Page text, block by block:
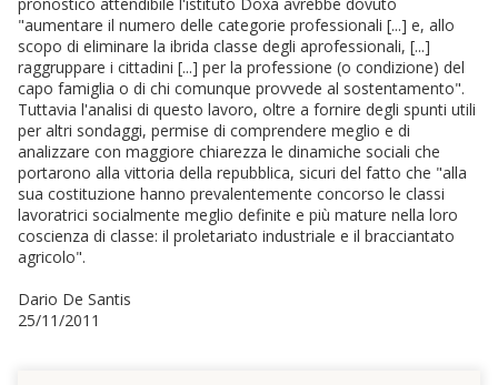
"aumentare il numero delle categorie professionali [...] e, allo
scopo di eliminare la ibrida classe degli aprofessionali, [...]
raggruppare i cittadini [...] per la professione (o condizione) del
capo famiglia o di chi comunque provvede al sostentamento".
Tuttavia l'analisi di questo lavoro, oltre a fornire degli spunti utili
per altri sondaggi, permise di comprendere meglio e di
analizzare con maggiore chiarezza le dinamiche sociali che
portarono alla vittoria della repubblica, sicuri del fatto che "alla
sua costituzione hanno prevalentemente concorso le classi
lavoratrici socialmente meglio definite e più mature nella loro
coscienza di classe: il proletariato industriale e il bracciantato
agricolo".
Dario De Santis
25/11/2011